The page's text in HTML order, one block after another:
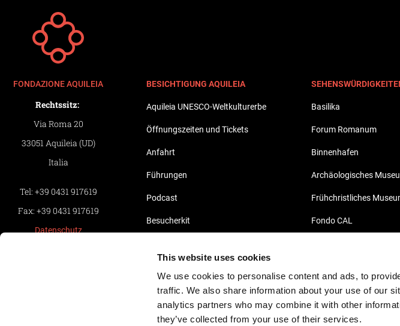
This website uses cookies
We use cookies to personalise content and ads, to
traffic. We also share information about your use of our
analytics partners who may combine it with other
they’ve collected from your use of their services.
BESICHTIGUNG AQUILEIA
Aquileia UNESCO-Weltkulturerbe
Öffnungszeiten und Tickets
Anfahrt
Führungen
Podcast
Besucherkit
Aquileia in Bildern
Pillole Video di Aquileia
Basilika
Forum Romanum
Binnenhafen
Archäologisches
Frühchristliches
Fondo CAL
Domus des Tito Macro
Nekropole
Domus und
FONDAZIONE AQUILEIA
Rechtssitz:
Via Roma 20
33051 Aquileia (UD)
Italia
Tel: +39 0431 917619
Fax: +39 0431 917619
Datenschutz